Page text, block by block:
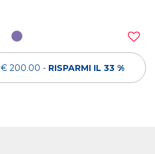
€ 200.00 - RISPARMI IL 33 %